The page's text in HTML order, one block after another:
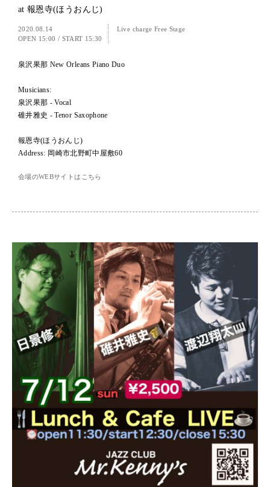
at 報恩寺(ほうおんじ)
2020.08.14
OPEN 15:00 / START 15:30
Live charge Free Stage
泉沢果那 New Orleans Piano Duo
Musicians:
泉沢果那 - Vocal
碓井雅史 - Tenor Saxophone
報恩寺(ほうおんじ)
Address: 岡崎市北野町中屋敷60
会場のWEBサイトはこちら